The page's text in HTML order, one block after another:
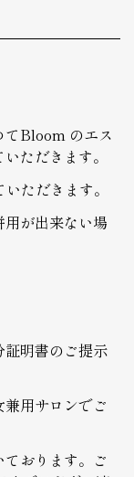
てBloom のエス
ただきます。
ただきます。
が出来ない場
証明書のご提示
用サロンでご
おります。ご